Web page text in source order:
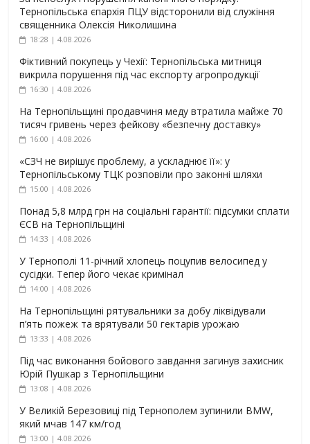
Тернопільська єпархія ПЦУ відсторонили від служіння
священника Олексія Николишина
18:28 | 4.08.2026
Фіктивний покупець у Чехії: Тернопільська митниця
викрила порушення під час експорту агропродукції
16:30 | 4.08.2026
На Тернопільщині продавчиня меду втратила майже 70
тисяч гривень через фейкову «безпечну доставку»
16:00 | 4.08.2026
«СЗЧ не вирішує проблему, а ускладнює її»: у
Тернопільському ТЦК розповіли про законні шляхи
15:00 | 4.08.2026
Понад 5,8 млрд грн на соціальні гарантії: підсумки сплати
ЄСВ на Тернопільщині
14:33 | 4.08.2026
У Тернополі 11-річний хлопець поцупив велосипед у
сусідки. Тепер його чекає кримінал
14:00 | 4.08.2026
На Тернопільщині рятувальники за добу ліквідували
п’ять пожеж та врятували 50 гектарів урожаю
13:33 | 4.08.2026
Під час виконання бойового завдання загинув захисник
Юрій Пушкар з Тернопільщини
13:08 | 4.08.2026
У Великій Березовиці під Тернополем зупинили BMW,
який мчав 147 км/год
13:00 | 4.08.2026